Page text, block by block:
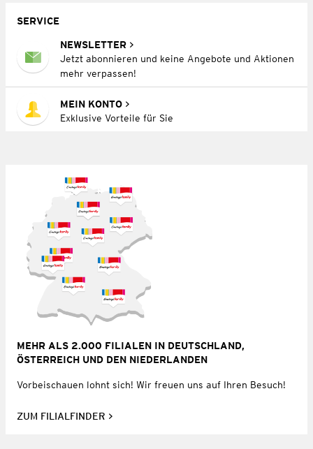
SERVICE
NEWSLETTER
Jetzt abonnieren und keine Angebote und Aktionen
mehr verpassen!
MEIN KONTO
Exklusive Vorteile für Sie
MEHR ALS 2.000 FILIALEN IN DEUTSCHLAND,
ÖSTERREICH UND DEN NIEDERLANDEN
Vorbeischauen lohnt sich! Wir freuen uns auf Ihren Besuch!
ZUM FILIALFINDER